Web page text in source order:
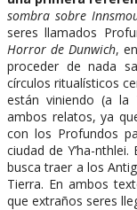
sombra sobre
seres llamados
Horror de Dunwich,
proceder de nada
círculos ritualísticos
están viniendo (a la
ambos relatos, ya
con los Profundos
ciudad de Y’ha-
busca traer a los
Tierra. En ambos
que extraños seres